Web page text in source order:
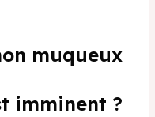
muqueux
imminent ?